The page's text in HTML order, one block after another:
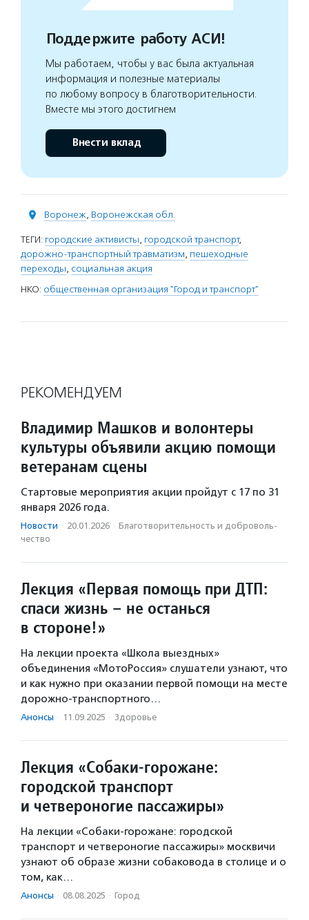
Поддержите работу АСИ!
Мы работаем, чтобы у вас была актуальная
информация и полезные материалы
по любому вопросу в благотворительности.
Вместе мы этого достигнем
Внести вклад
Воронеж, Воронежская обл.
ТЕГИ: городские активисты, городской транспорт,
дорожно-транспортный травматизм, пешеходные
переходы, социальная акция
НКО: общественная организация "Город и транспорт"
РЕКОМЕНДУЕМ
Владимир Машков и волонтеры
культуры объявили акцию помощи
ветеранам сцены
Стартовые мероприятия акции пройдут с 17 по 31
января 2026 года.
Новости · 20.01.2026 · Благотвори­тель­ность и доброволь­
чест­во
Лекция «Первая помощь при ДТП:
спаси жизнь – не останься
в стороне!»
На лекции проекта «Школа выездных»
объединения «МотоРоссия» слушатели узнают, что
и как нужно при оказании первой помощи на месте
дорожно-транспортного…
Анонсы · 11.09.2025 · Здоровье
Лекция «Собаки-горожане:
городской транспорт
и четвероногие пассажиры»
На лекции «Собаки-горожане: городской
транспорт и четвероногие пассажиры» москвичи
узнают об образе жизни собаковода в столице и о
том, как…
Анонсы · 08.08.2025 · Город